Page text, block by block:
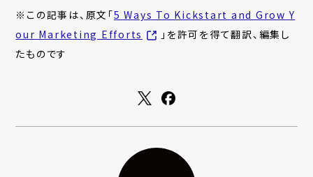
※この記事は、原文「5 Ways To Kickstart and Grow Y
our Marketing Efforts
」を許可を得て翻訳、編集し
たものです